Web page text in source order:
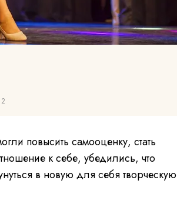
повысить самооценку, стать
к себе, убедились, что
в новую для себя творческую